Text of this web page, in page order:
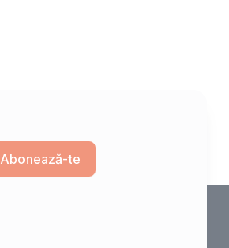
Abonează-te